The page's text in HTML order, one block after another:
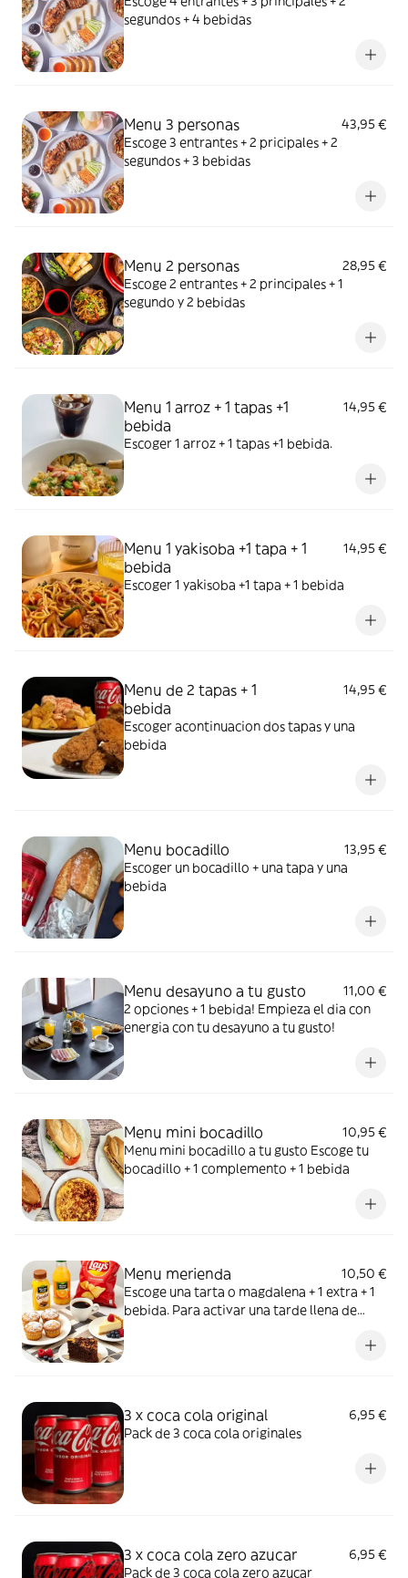
segundos + 4 bebidas
Menu 3 personas
43,95 €
Escoge 3 entrantes + 2 pricipales + 2
segundos + 3 bebidas
Menu 2 personas
28,95 €
Escoge 2 entrantes + 2 principales + 1
segundo y 2 bebidas
Menu 1 arroz + 1 tapas +1
bebida
14,95 €
Escoger 1 arroz + 1 tapas +1 bebida.
Menu 1 yakisoba +1 tapa + 1
bebida
14,95 €
Escoger 1 yakisoba +1 tapa + 1 bebida
Menu de 2 tapas + 1
bebida
14,95 €
Escoger acontinuacion dos tapas y una
bebida
Menu bocadillo
13,95 €
Escoger un bocadillo + una tapa y una
bebida
Menu desayuno a tu gusto
11,00 €
2 opciones + 1 bebida! Empieza el dia con
energia con tu desayuno a tu gusto!
Menu mini bocadillo
10,95 €
Menu mini bocadillo a tu gusto Escoge tu
bocadillo + 1 complemento + 1 bebida
Menu merienda
10,50 €
Escoge una tarta o magdalena + 1 extra + 1
bebida. Para activar una tarde llena de
3 x coca cola original
6,95 €
Pack de 3 coca cola originales
3 x coca cola zero azucar
6,95 €
Pack de 3 coca cola zero azucar